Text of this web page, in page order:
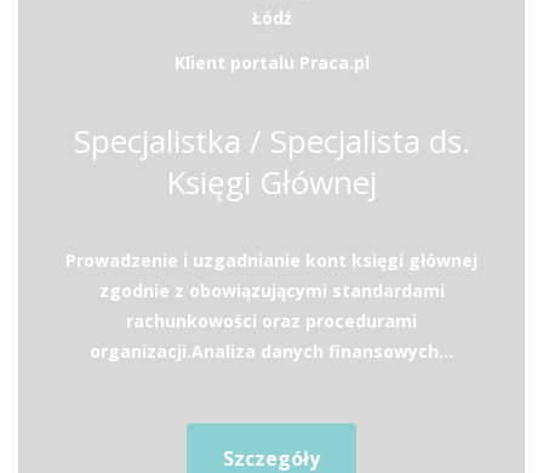
Łódź
Klient portalu Praca.pl
Specjalistka / Specjalista ds.
Księgi Głównej
Prowadzenie i uzgadnianie kont księgi głównej
zgodnie z obowiązującymi standardami
rachunkowości oraz procedurami
organizacji.Analiza danych finansowych...
Szczegóły